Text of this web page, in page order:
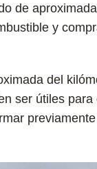
de
y
del
ser útiles